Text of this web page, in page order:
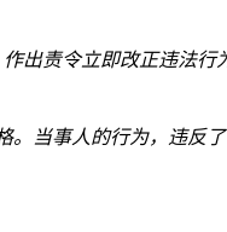
出责令立即改正违法行
。当事人的行为，违反